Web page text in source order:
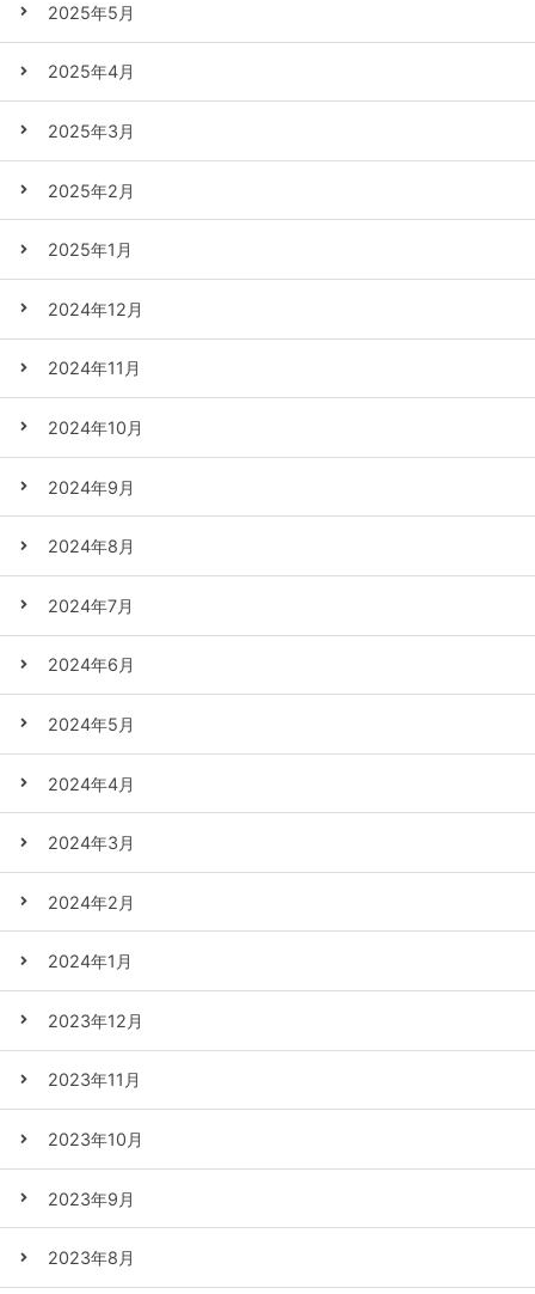
2025年5月
2025年4月
2025年3月
2025年2月
2025年1月
2024年12月
2024年11月
2024年10月
2024年9月
2024年8月
2024年7月
2024年6月
2024年5月
2024年4月
2024年3月
2024年2月
2024年1月
2023年12月
2023年11月
2023年10月
2023年9月
2023年8月